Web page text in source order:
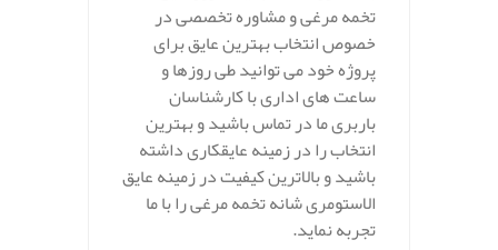
تخمه مرغی و مشاوره تخصصی در
خصوص انتخاب بهترین عایق برای
پروژه خود می توانید طی روزها و
ساعت های اداری با کارشناسان
باربری ما در تماس باشید و بهترین
انتخاب را در زمینه عایقکاری داشته
باشید و بالاترین کیفیت در زمینه عایق
الاستومری شانه تخمه مرغی را با ما
تجربه نماید.